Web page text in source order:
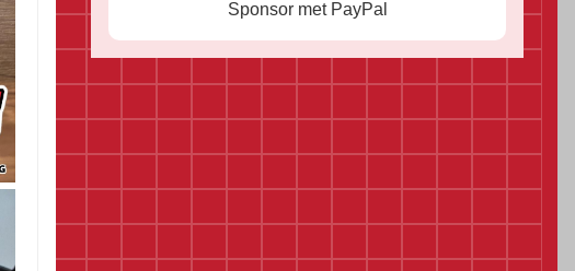
Sponsor met PayPal